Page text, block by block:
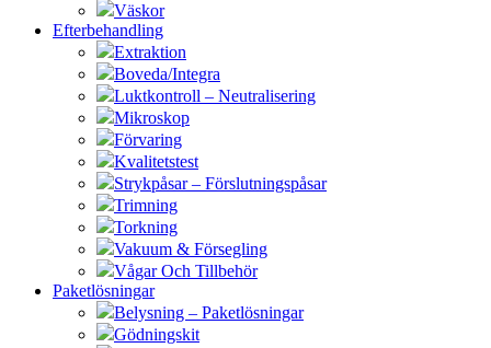
Väskor
Efterbehandling
Extraktion
Boveda/Integra
Luktkontroll – Neutralisering
Mikroskop
Förvaring
Kvalitetstest
Strykpåsar – Förslutningspåsar
Trimning
Torkning
Vakuum & Försegling
Vågar Och Tillbehör
Paketlösningar
Belysning – Paketlösningar
Gödningskit